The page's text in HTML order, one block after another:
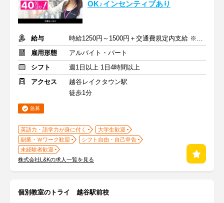
OK♪インセンティブあり
給与
時給1250円～1500円＋交通費規定内支給 ※インセンティブあり
雇用形態
アルバイト・パート
シフト
週1日以上 1日4時間以上
アクセス
越谷レイクタウン駅
徒歩1分
急募
英語力・語学力が身に付く
大学生歓迎
副業・Ｗワーク歓迎
シフト自由・自己申告
未経験者歓迎
株式会社L&Kの求人一覧を見る
個別教室のトライ 越谷駅前校